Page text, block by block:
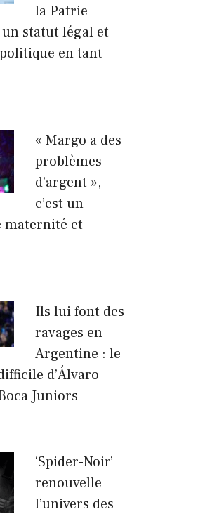
la Patrie
statut légal et
en tant
« Margo a des
problèmes
d’argent »,
c’est un
maternité et
Ils lui font des
ravages en
Argentine : le
d’Álvaro
Juniors
‘Spider-Noir’
renouvelle
l’univers des